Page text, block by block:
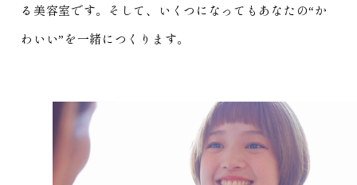
る美容室です。 そして、いくつになってもあなたの“か
わいい”を一緒につくります。